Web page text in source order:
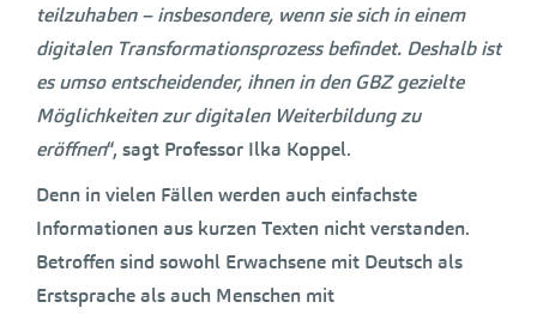
teilzuhaben – insbesondere, wenn sie sich in einem
digitalen Transformationsprozess befindet. Deshalb ist
es umso entscheidender, ihnen in den GBZ gezielte
Möglichkeiten zur digitalen Weiterbildung zu
eröffnen“, sagt Professor Ilka Koppel.
Denn in vielen Fällen werden auch einfachste
Informationen aus kurzen Texten nicht verstanden.
Betroffen sind sowohl Erwachsene mit Deutsch als
Erstsprache als auch Menschen mit